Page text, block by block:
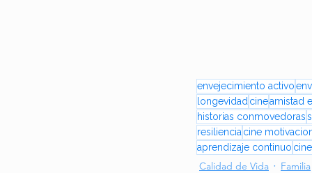
envejecimiento activo
longevidadcineamistad
historias conmovedoras
resilienciacine
aprendizaje continuo
Calidad de Vida Familia